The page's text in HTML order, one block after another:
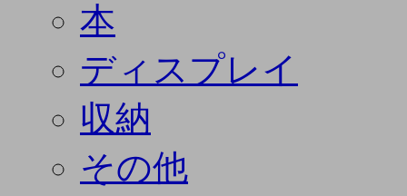
本
ディスプレイ
収納
その他